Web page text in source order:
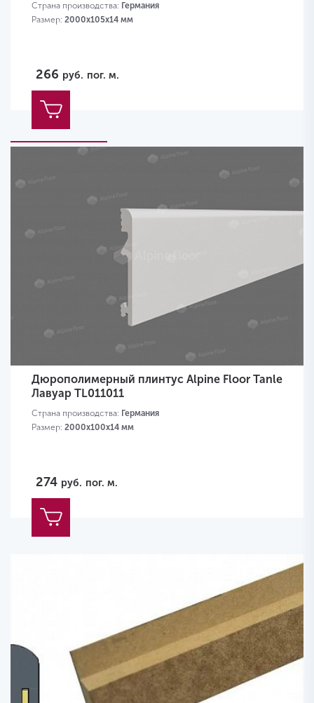
Страна производства: Германия
Размер: 2000х105x14 мм
266 руб. пог. м.
Дюрополимерный плинтус Alpine Floor Tanle
Лавуар TL011011
Страна производства: Германия
Размер: 2000х100x14 мм
274 руб. пог. м.